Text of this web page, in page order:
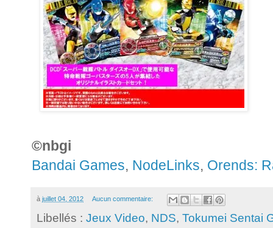
©nbgi
Bandai Games, NodeLinks, Orends:
à juillet 04, 2012 Aucun commentaire:
Libellés : Jeux Video, NDS, Tokumei Sentai